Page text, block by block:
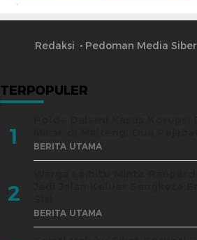
Redaksi Pedoman Media Siber
TERPOPULER
1 BERITA UTAMA
2
BERITA UTAMA